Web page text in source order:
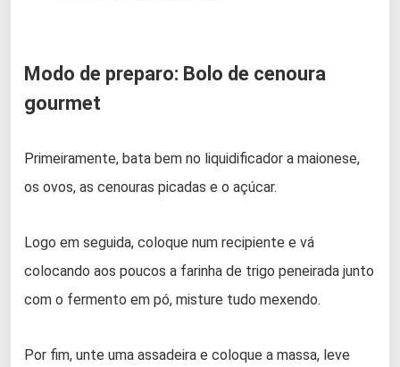
Modo de preparo: Bolo de cenoura
gourmet
Primeiramente, bata bem no liquidificador a maionese,
os ovos, as cenouras picadas e o açúcar.
Logo em seguida, coloque num recipiente e vá
colocando aos poucos a farinha de trigo peneirada junto
com o fermento em pó, misture tudo mexendo.
Por fim, unte uma assadeira e coloque a massa, leve